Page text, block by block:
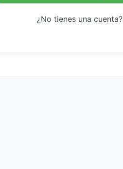
¿No tienes una cuenta?